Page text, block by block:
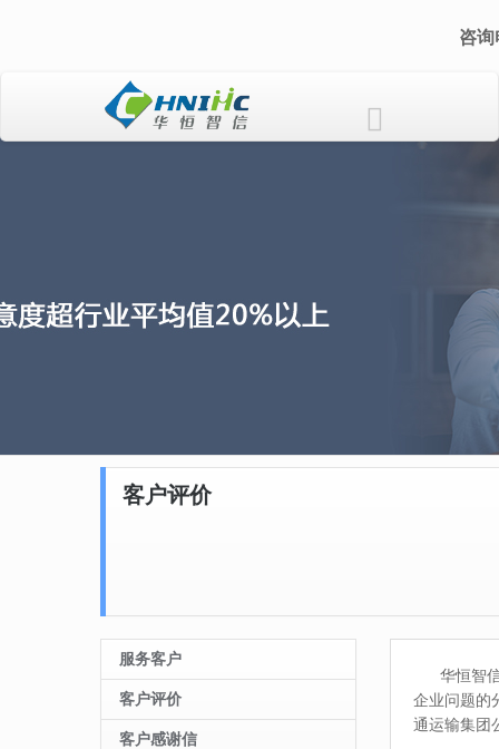
咨询
客户评价
服务客户
客户评价
客户感谢信
华恒智信
企业问题的
通运输集团